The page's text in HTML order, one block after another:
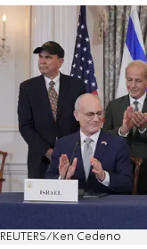
REUTERS/Ken Cedeno